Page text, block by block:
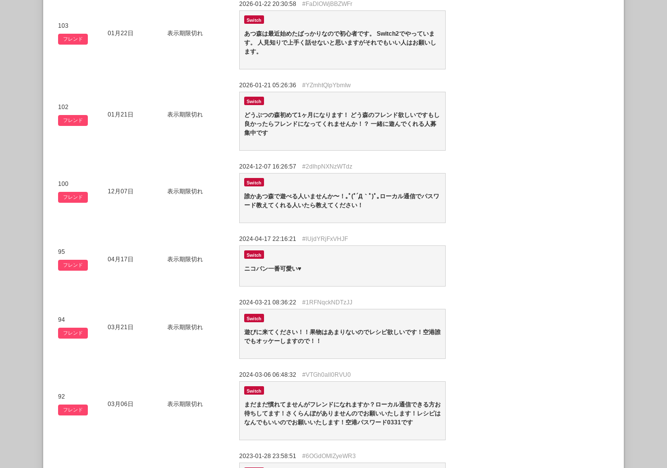
103
フレンド
01月22日 表示期限切れ
2026-01-22 20:30:58 #FaDlOWjBBZWFr
Switch
あつ森は最近始めたばっかりなので初心者です。 Switch2でやっていま
す。 人見知りで上手く話せないと思いますがそれでもいい人はお願いし
ます。
102
フレンド
01月21日 表示期限切れ
2026-01-21 05:26:36 #YZmhtQlpYbmIw
Switch
どうぶつの森初めて1ヶ月になります！ どう森のフレンド欲しいですもし
良かったらフレンドになってくれませんか！？ 一緒に遊んでくれる人募
集中です
100
フレンド
12月07日 表示期限切れ
2024-12-07 16:26:57 #2dlhpNXNzWTdz
Switch
誰かあつ森で遊べる人いませんか〜！｡ﾟ(ﾟ´Д｀ﾟ)ﾟ｡ローカル通信でパスワ
ード教えてくれる人いたら教えてください！
95
フレンド
04月17日 表示期限切れ
2024-04-17 22:16:21 #lUjdYRjFxVHJF
Switch
ニコバン一番可愛い♥
94
フレンド
03月21日 表示期限切れ
2024-03-21 08:36:22 #1RFNqckNDTzJJ
Switch
遊びに来てください！！果物はあまりないのでレシピ欲しいです！空港誰
でもオッケーしますので！！
92
フレンド
03月06日 表示期限切れ
2024-03-06 06:48:32 #VTGh0all0RVU0
Switch
まだまだ慣れてませんがフレンドになれますか？ローカル通信できる方お
待ちしてます！さくらんぼがありませんのでお願いいたします！レシピは
なんでもいいのでお願いいたします！空港パスワード0331です
2023-01-28 23:58:51 #6OGdOMlZyeWR3